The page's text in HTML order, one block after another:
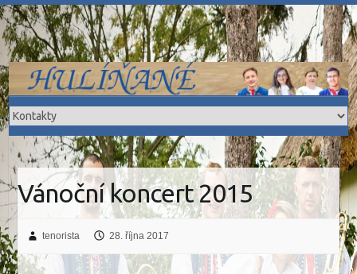
Skip
to
content
Vánoční koncert 2015
tenorista 28. října 2017